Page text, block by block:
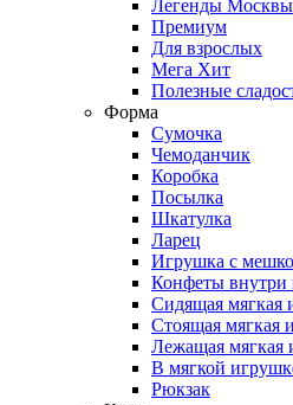
Легенды Москвы
Премиум
Для взрослых
Мега Хит
Полезные
Форма
Сумочка
Чемоданчик
Коробка
Посылка
Шкатулка
Ларец
Игрушка с
Конфеты внутри
Сидящая мягкая
Стоящая мягкая
Лежащая мягкая
В мягкой
Рюкзак